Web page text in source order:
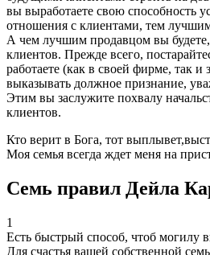
вы выработаете свою способность
отношения с клиентами, тем
А чем лучшим продавцом вы будете,
клиентов. Прежде всего,
работаете (как в своей фирме, так и
выказывать должное признание,
Этим вы заслужите похвалу
клиентов.
Кто верит в Бога, тот
Моя семья всегда ждет меня на
Семь правил Дейла
1
Есть быстрый способ, чтоб могилу
Для счастья вашей собственной